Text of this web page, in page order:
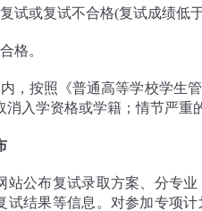
复试或复试不合格(复试成绩低
格。
，按照《普通高等学校学生
消入学资格或学籍；情节严重
站公布复试录取方案、分专
试结果等信息。对参加专项